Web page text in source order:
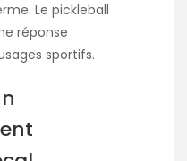
Le pickleball
réponse
sportifs.